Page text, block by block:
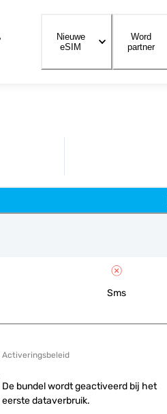
Nieuwe
eSIM
Word
partner
Sms
Activeringsbeleid
De bundel wordt geactiveerd bij het
eerste dataverbruik.